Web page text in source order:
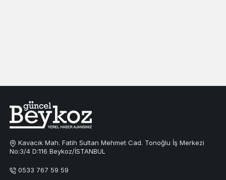
Kavacık Mah. Fatih Sultan Mehmet Cad. Tonoğlu İş Merkezi
No:3/4 D:116 Beykoz/İSTANBUL
0533 767 59 59